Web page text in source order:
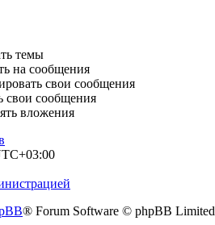
темы
на сообщения
свои сообщения
свои сообщения
вложения
® Forum Software © phpBB Limited